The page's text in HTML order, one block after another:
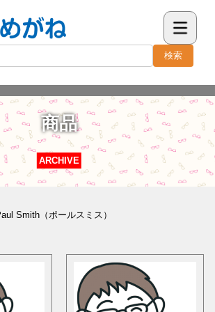
検索
商品
ARCHIVE
Smith（ポールスミス）